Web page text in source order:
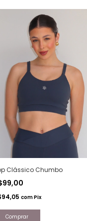
Clássico Chumbo
comPix
Comprar